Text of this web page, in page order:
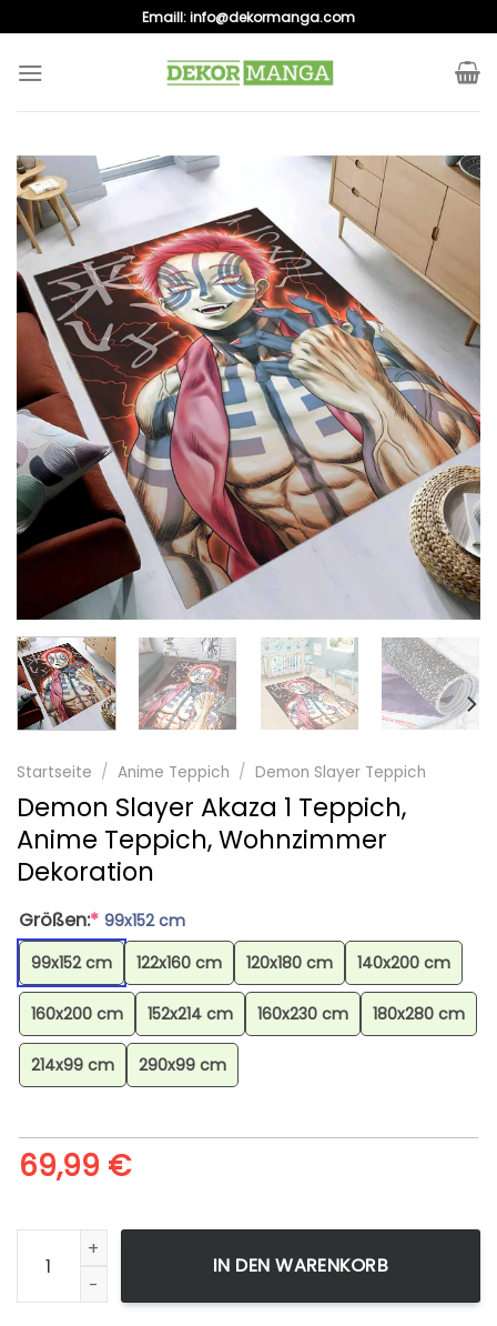
to
content
Emaill:info@dekormanga.com
Startseite / Anime Teppich / Demon Slayer Teppich
Demon Slayer Akaza 1 Teppich,
Anime Teppich, Wohnzimmer
Dekoration
Größen:* 99x152 cm
99x152 cm
122x160 cm 120x180 cm 140x200 cm
160x200 cm 152x214 cm 160x230 cm 180x280 cm
214x99 cm 290x99 cm
69,99 €
Demon Slayer Akaza 1 Teppich, Anime Teppich,
IN DEN WARENKORB